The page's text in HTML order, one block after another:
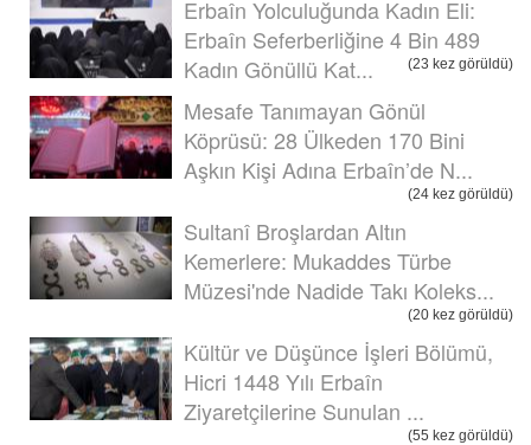
Erbaîn Yolculuğunda Kadın Eli:
Erbaîn Seferberliğine 4 Bin 489
Kadın Gönüllü Kat...
(23 kez görüldü)
Mesafe Tanımayan Gönül
Köprüsü: 28 Ülkeden 170 Bini
Aşkın Kişi Adına Erbaîn’de N...
(24 kez görüldü)
Sultanî Broşlardan Altın
Kemerlere: Mukaddes Türbe
Müzesi'nde Nadide Takı Koleks...
(20 kez görüldü)
Kültür ve Düşünce İşleri Bölümü,
Hicri 1448 Yılı Erbaîn
Ziyaretçilerine Sunulan ...
(55 kez görüldü)